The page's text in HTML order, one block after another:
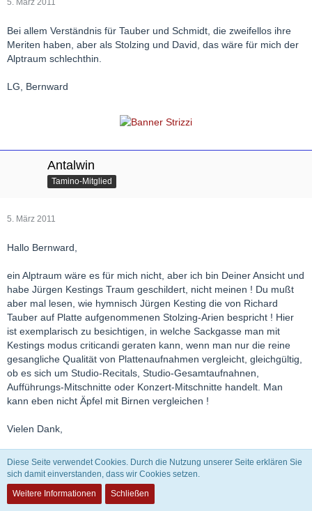
5. März 2011
Bei allem Verständnis für Tauber und Schmidt, die zweifellos ihre
Meriten haben, aber als Stolzing und David, das wäre für mich der
Alptraum schlechthin.
LG, Bernward
Antalwin
Tamino-Mitglied
5. März 2011
Hallo Bernward,
ein Alptraum wäre es für mich nicht, aber ich bin Deiner Ansicht und
habe Jürgen Kestings Traum geschildert, nicht meinen ! Du mußt
aber mal lesen, wie hymnisch Jürgen Kesting die von Richard
Tauber auf Platte aufgenommenen Stolzing-Arien bespricht ! Hier
ist exemplarisch zu besichtigen, in welche Sackgasse man mit
Kestings modus criticandi geraten kann, wenn man nur die reine
gesangliche Qualität von Plattenaufnahmen vergleicht, gleichgültig,
ob es sich um Studio-Recitals, Studio-Gesamtaufnahnen,
Aufführungs-Mitschnitte oder Konzert-Mitschnitte handelt. Man
kann eben nicht Äpfel mit Birnen vergleichen !
Vielen Dank,
Antalwin
Caruso41
Diese Seite verwendet Cookies. Durch die Nutzung unserer Seite erklären Sie
sich damit einverstanden, dass wir Cookies setzen.
Weitere Informationen
Schließen